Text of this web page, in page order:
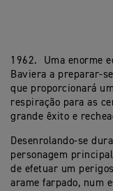
1962. Uma enorme
Baviera a preparar-
que proporcionará
respiração para as
grande êxito e
Desenrolando-se
personagem
de efetuar um
arame farpado, num